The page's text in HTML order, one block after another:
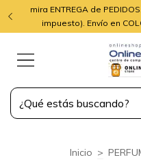
mira ENTREGA de
impuesto). Envío en
Inicio >